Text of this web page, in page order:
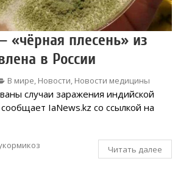
«чёрная плесень» из
в России
В мире, Новости, Новости медицины
случаи заражения индийской
IaNews.kz со ссылкой на
Читать далее